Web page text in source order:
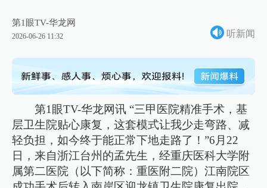
第1眼TV-华龙网
2026-06-26 11:32 听新闻
第1眼TV-华龙网讯 “三甲医院精准手术，基
层卫生院贴心康复，这套模式让我少走弯路、减
轻负担，如今终于能正常下地走路了！”6月22
日，来自浙江台州的孟先生，经重庆医科大学附
属第二医院（以下简称：重医附二院）江南院区